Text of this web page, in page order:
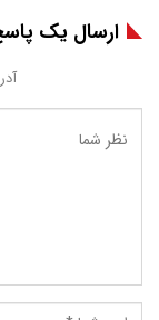
ارسال یک